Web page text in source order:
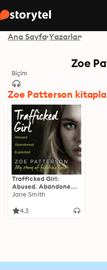
Ana Sayfa Yazarlar
Zoe
Biçim
Zoe Patterson
Trafficked Girl:
Abused. Abandoned.
Exploited. This Is My
Back.
Jane Smith
4.3